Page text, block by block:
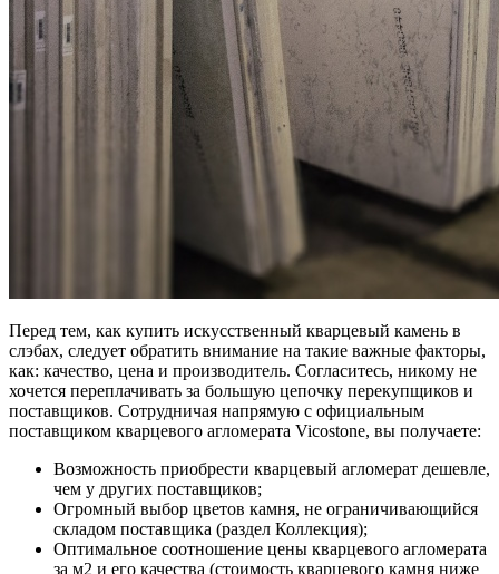
Перед тем, как купить искусственный кварцевый камень в
слэбах, следует обратить внимание на такие важные факторы,
как: качество, цена и производитель. Согласитесь, никому не
хочется переплачивать за большую цепочку перекупщиков и
поставщиков. Сотрудничая напрямую с официальным
поставщиком кварцевого агломерата Vicostone, вы получаете:
Возможность приобрести кварцевый агломерат дешевле,
чем у других поставщиков;
Огромный выбор цветов камня, не ограничивающийся
складом поставщика (раздел Коллекция);
Оптимальное соотношение цены кварцевого агломерата
за м2 и его качества (стоимость кварцевого камня ниже